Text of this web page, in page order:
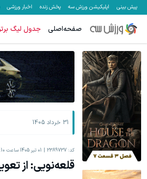
پیش بینی اپلیکیشن ورزش سه پخش زنده اخبار ورزشی
صفحه‌اصلی جدول لیگ
31 خرداد 1405
کد: 2389737 01 تیر 1405 ساعت 01:10
قلعه‌نویی: از
میدونستی میتونی از بالا رفتن ارزش